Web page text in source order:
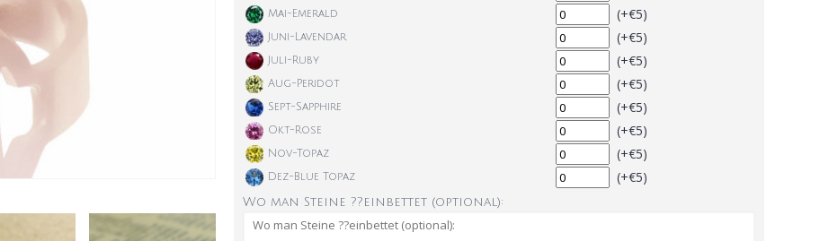
Mai-Emerald (+€5)
Juni-Lavendar (+€5)
Juli-Ruby (+€5)
Aug-Peridot (+€5)
Sept-Sapphire (+€5)
Okt-Rose (+€5)
Nov-Topaz (+€5)
Dez-Blue Topaz (+€5)
Wo man Steine ??einbettet (optional):